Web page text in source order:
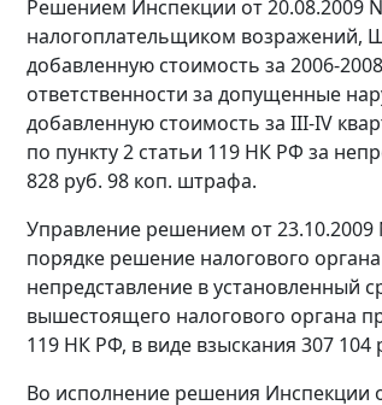
Решением Инспекции от 20.08.2009
налогоплательщиком возражений,
добавленную стоимость за 2006-
ответственности за допущенные
добавленную стоимость за III-IV
по пункту 2 статьи 119 НК РФ за
828 руб. 98 коп. штрафа.
Управление решением от
порядке решение налогового
непредставление в установленный
вышестоящего налогового органа
119 НК РФ, в виде взыскания 307 104
Во исполнение решения Инспекции